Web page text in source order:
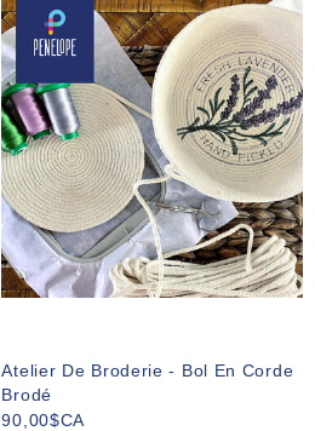
Atelier De Broderie - Bol En Corde
Brodé
90,00$CA